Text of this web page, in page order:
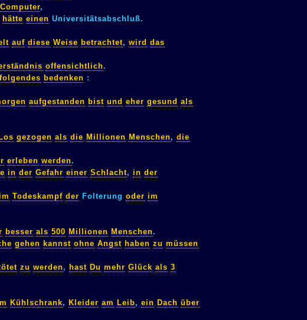
Computer,
hätte einen Universitätsabschluß.
auf diese Weise betrachtet, wird das
offensichtlich.
folgendes bedenken :
aufgestanden bist und eher gesund als
Los gezogen als die Millionen Menschen, die
erleben werden.
in der Gefahr einer Schlacht, in der
Todeskampf der Folterung oder im
besser als 500 Millionen Menschen.
gehen kannst ohne Angst haben zu müssen
zu werden, hast Du mehr Glück als 3
Kühlschrank, Kleider am Leib, ein Dach über